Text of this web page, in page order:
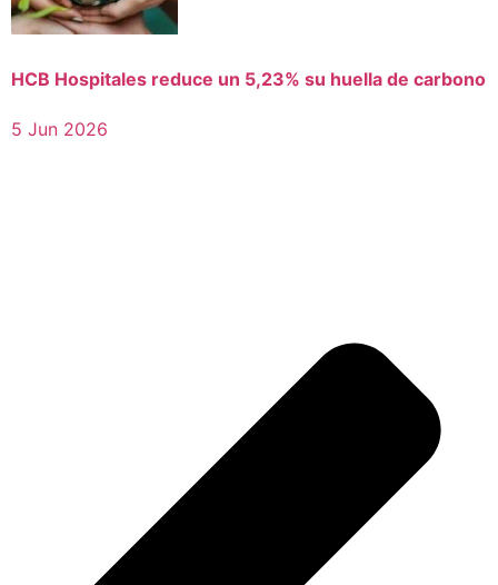
HCB Hospitales reduce un 5,23% su huella de carbono
5 Jun 2026